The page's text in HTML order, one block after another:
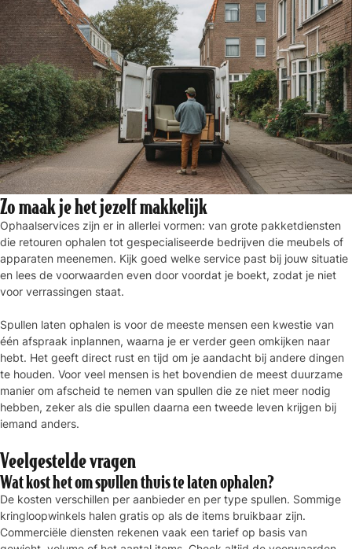
Zo maak je het jezelf makkelijk
Ophaalservices zijn er in allerlei vormen: van grote pakketdiensten
die retouren ophalen tot gespecialiseerde bedrijven die meubels of
apparaten meenemen. Kijk goed welke service past bij jouw situatie
en lees de voorwaarden even door voordat je boekt, zodat je niet
voor verrassingen staat.
Spullen laten ophalen is voor de meeste mensen een kwestie van
één afspraak inplannen, waarna je er verder geen omkijken naar
hebt. Het geeft direct rust en tijd om je aandacht bij andere dingen
te houden. Voor veel mensen is het bovendien de meest duurzame
manier om afscheid te nemen van spullen die ze niet meer nodig
hebben, zeker als die spullen daarna een tweede leven krijgen bij
iemand anders.
Veelgestelde vragen
Wat kost het om spullen thuis te laten ophalen?
De kosten verschillen per aanbieder en per type spullen. Sommige
kringloopwinkels halen gratis op als de items bruikbaar zijn.
Commerciële diensten rekenen vaak een tarief op basis van